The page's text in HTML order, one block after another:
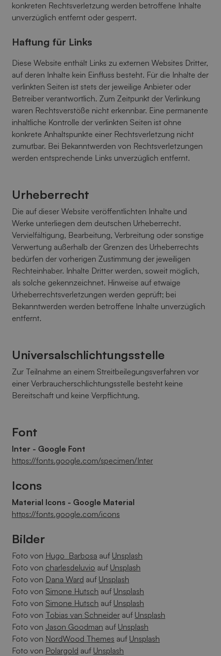
konkreten Rechtsverletzung werden betroffene Inhalte
unverzüglich entfernt oder gesperrt.
Haftung für Links
Diese Website enthält Links zu externen Websites Dritter,
auf deren Inhalte kein Einfluss besteht. Für die Inhalte der
verlinkten Seiten ist stets der jeweilige Anbieter oder
Betreiber verantwortlich. Zum Zeitpunkt der Verlinkung
waren Rechtsverstöße nicht erkennbar. Eine permanente
inhaltliche Kontrolle der verlinkten Seiten ist ohne
konkrete Anhaltspunkte einer Rechtsverletzung nicht
zumutbar. Bei Bekanntwerden von Rechtsverletzungen
werden entsprechende Links unverzüglich entfernt.
Urheberrecht
Die auf dieser Website veröffentlichten Inhalte und
Werke unterliegen dem deutschen Urheberrecht.
Vervielfältigung, Bearbeitung, Verbreitung oder sonstige
Verwertung außerhalb der Grenzen des Urheberrechts
bedürfen der vorherigen Zustimmung der jeweiligen
Rechteinhaber. Inhalte Dritter werden, soweit möglich,
als solche gekennzeichnet. Hinweise auf etwaige
Urheberrechtsverletzungen werden geprüft; bei
Bekanntwerden werden betroffene Inhalte unverzüglich
entfernt.
Universalschlichtungsstelle
Zur Teilnahme an einem Streitbeilegungsverfahren vor
einer Verbraucherschlichtungsstelle besteht keine
Bereitschaft und keine Verpflichtung.
Font
Inter - Google Font
https://fonts.google.com/specimen/Inter
Icons
Material Icons - Google Material
https://fonts.google.com/icons
Bilder
Foto von Hugo Barbosa auf Unsplash
Foto von charlesdeluvio auf Unsplash
Foto von Dana Ward auf Unsplash
Foto von Simone Hutsch auf Unsplash
Foto von Simone Hutsch auf Unsplash
Foto von Tobias van Schneider auf Unsplash
Foto von Jason Goodman auf Unsplash
Foto von NordWood Themes auf Unsplash
Foto von Polargold auf Unsplash